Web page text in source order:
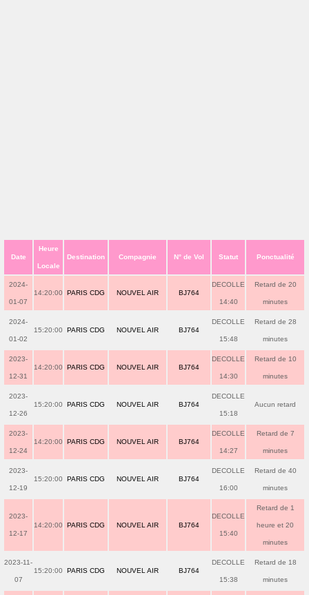
Date
Heure
Locale
Destination Compagnie N° de Vol Statut Ponctualité
2024-
01-07
14:20:00 PARIS CDG NOUVEL AIR BJ764
DECOLLE
14:40
Retard de 20
minutes
2024-
01-02
15:20:00 PARIS CDG NOUVEL AIR BJ764
DECOLLE
15:48
Retard de 28
minutes
2023-
12-31
14:20:00 PARIS CDG NOUVEL AIR BJ764
DECOLLE
14:30
Retard de 10
minutes
2023-
12-26
15:20:00 PARIS CDG NOUVEL AIR BJ764
DECOLLE
15:18
Aucun retard
2023-
12-24
14:20:00 PARIS CDG NOUVEL AIR BJ764
DECOLLE
14:27
Retard de 7
minutes
2023-
12-19
15:20:00 PARIS CDG NOUVEL AIR BJ764
DECOLLE
16:00
Retard de 40
minutes
2023-
12-17
14:20:00 PARIS CDG NOUVEL AIR BJ764
DECOLLE
15:40
Retard de 1
heure et 20
minutes
2023-11-
07
15:20:00 PARIS CDG NOUVEL AIR BJ764
DECOLLE
15:38
Retard de 18
minutes